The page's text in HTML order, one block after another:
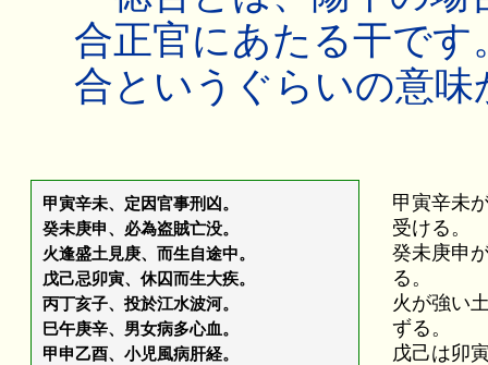
合正官にあたる干で
合というぐらいの意
甲寅辛未、定因官事刑凶。
癸未庚申、必為盗賊亡没。
火逢盛土見庚、而生自途中。
戊己忌卯寅、休囚而生大疾。
丙丁亥子、投於江水波河。
巳午庚辛、男女病多心血。
甲申乙酉、小児風病肝経。
甲寅辛未
受ける。
癸未庚申
る。
火が強い
ずる。
戊己は卯